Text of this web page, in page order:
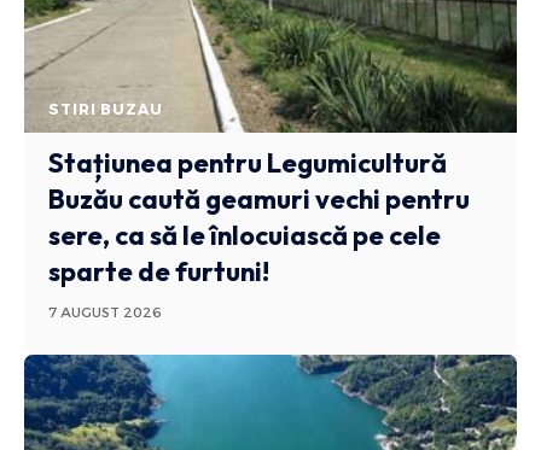
STIRI BUZAU
Stațiunea pentru Legumicultură
Buzău caută geamuri vechi pentru
sere, ca să le înlocuiască pe cele
sparte de furtuni!
7 AUGUST 2026